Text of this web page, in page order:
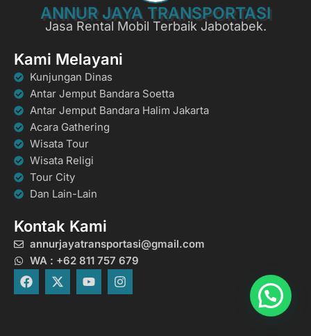
ANNUR JAYA TRANSPORTASI
Jasa Rental Mobil Terbaik Jabotabek.
Kami Melayani
Kunjungan Dinas
Antar Jemput Bandara Soetta
Antar Jemput Bandara Halim Jakarta
Acara Gathering
Wisata Tour
Wisata Religi
Tour City
Dan Lain-Lain
Kontak Kami
annurjayatransportasi@gmail.com
WA : +62 811 757 679
F
a
X
-
Y
o
I
n